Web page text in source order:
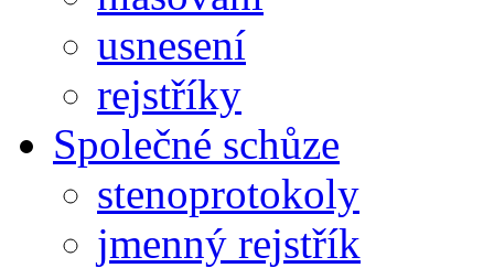
usnesení
rejstříky
Společné schůze
stenoprotokoly
jmenný rejstřík